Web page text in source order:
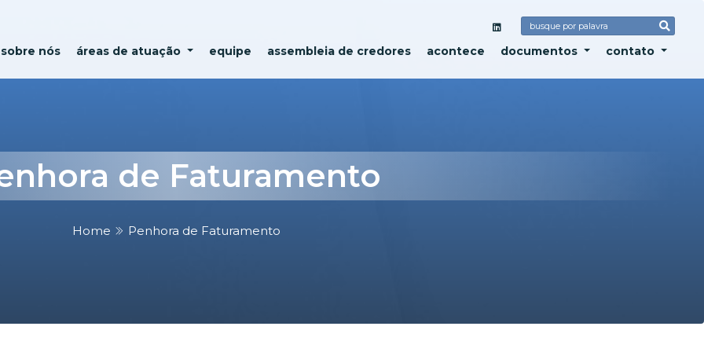
sobre nós áreas de atuação equipe assembleia de credores acontece documentos contato
de Faturamento
Home Penhora de Faturamento